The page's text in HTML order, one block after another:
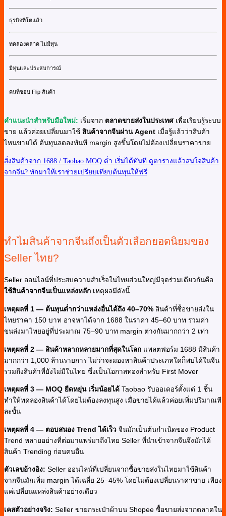
ธุรกิจที่โตแล้ว
ทดลองตลาด ไม่มีทุน
มีทุนและประสบการณ์
คนที่ชอบ Flip สินค้า
คำแนะนำสำหรับมือใหม่: เริ่มจาก ตลาดขายส่งในประเทศ เพื่อเรียนรู้ระบบ
ขาย แล้วค่อยเปลี่ยนมาใช้ สินค้าจากจีนผ่าน Agent เมื่อรู้แล้วว่าสินค้า
ไหนขายได้ ต้นทุนลดลงทันที margin สูงขึ้นโดยไม่ต้องเปลี่ยนราคาขาย
สั่งสินค้าจาก 1688 / Taobao MOQ ต่ำ เริ่มได้ทันที ดูตารางแล้วสนใจสินค้า
จากจีน? ทักมาให้เราช่วยเปรียบเทียบต้นทุนให้ฟรี
ทำไมสินค้าจากจีนถึงเป็นตัวเลือกยอดนิยมของ
Seller ไทย?
Seller ออนไลน์ที่ประสบความสำเร็จในไทยส่วนใหญ่มีจุดร่วมเดียวกันคือ
ใช้สินค้าจากจีนเป็นแหล่งหลัก เหตุผลมีดังนี้
เหตุผลที่ 1 — ต้นทุนต่ำกว่าแหล่งอื่นได้ถึง 40–70% สินค้าที่ซื้อขายส่งใน
ไทยราคา 150 บาท อาจหาได้จาก 1688 ในราคา 45–60 บาท รวมค่า
ขนส่งมาไทยอยู่ที่ประมาณ 75–90 บาท margin ต่างกันมากกว่า 2 เท่า
เหตุผลที่ 2 — สินค้าหลากหลายมากที่สุดในโลก แพลตฟอร์ม 1688 มีสินค้า
มากกว่า 1,000 ล้านรายการ ไม่ว่าจะมองหาสินค้าประเภทใดก็พบได้ในจีน
รวมถึงสินค้าที่ยังไม่มีในไทย ซึ่งเป็นโอกาสทองสำหรับ First Mover
เหตุผลที่ 3 — MOQ ยืดหยุ่น เริ่มน้อยได้ Taobao รับออเดอร์ตั้งแต่ 1 ชิ้น
ทำให้ทดลองสินค้าได้โดยไม่ต้องลงทุนสูง เมื่อขายได้แล้วค่อยเพิ่มปริมาณที
ละขั้น
เหตุผลที่ 4 — ตอบสนอง Trend ได้เร็ว จีนมักเป็นต้นกำเนิดของ Product
Trend หลายอย่างที่ต่อมาแพร่มาถึงไทย Seller ที่นำเข้าจากจีนจึงมักได้
สินค้า Trending ก่อนคนอื่น
ตัวเลขอ้างอิง: Seller ออนไลน์ที่เปลี่ยนจากซื้อขายส่งในไทยมาใช้สินค้า
จากจีนมักเพิ่ม margin ได้เฉลี่ย 25–45% โดยไม่ต้องเปลี่ยนราคาขาย เพียง
แค่เปลี่ยนแหล่งสินค้าอย่างเดียว
เคสตัวอย่างจริง: Seller ขายกระเป๋าผ้าบน Shopee ซื้อขายส่งจากตลาดใน